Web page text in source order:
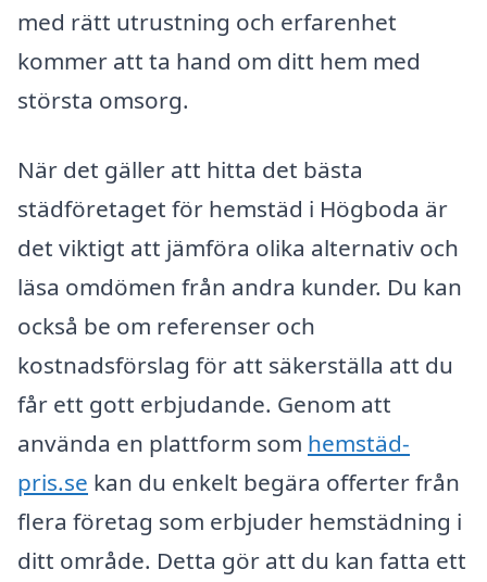
med rätt utrustning och erfarenhet
kommer att ta hand om ditt hem med
största omsorg.
När det gäller att hitta det bästa
städföretaget för hemstäd i Högboda är
det viktigt att jämföra olika alternativ och
läsa omdömen från andra kunder. Du kan
också be om referenser och
kostnadsförslag för att säkerställa att du
får ett gott erbjudande. Genom att
använda en plattform som hemstäd-
pris.se kan du enkelt begära offerter från
flera företag som erbjuder hemstädning i
ditt område. Detta gör att du kan fatta ett